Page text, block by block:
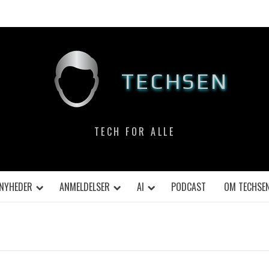
TECHSEN
TECH FOR ALLE
NYHEDER ANMELDELSER AI PODCAST OM